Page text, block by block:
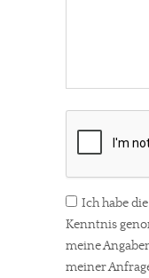
Ich habe die
Kenntnis
meine
meiner